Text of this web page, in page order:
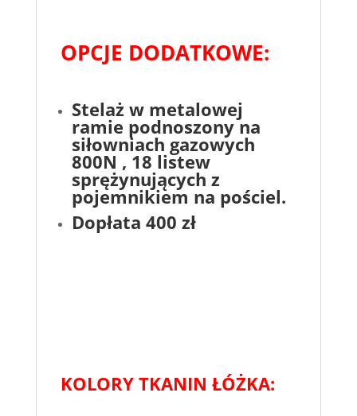
OPCJE DODATKOWE:
Stelaż w metalowej
ramie podnoszony na
siłowniach gazowych
800N , 18 listew
sprężynujących z
pojemnikiem na pościel.
Dopłata 400 zł
KOLORY TKANIN ŁÓŻKA: